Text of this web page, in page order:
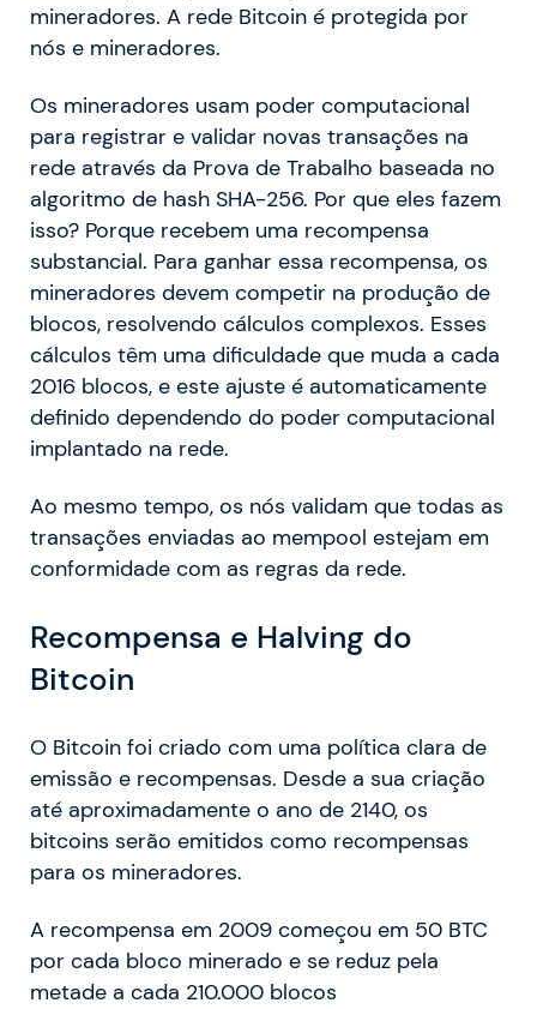
mineradores. A rede Bitcoin é protegida por
nós e mineradores.
Os mineradores usam poder computacional
para registrar e validar novas transações na
rede através da Prova de Trabalho baseada no
algoritmo de hash SHA-256. Por que eles fazem
isso? Porque recebem uma recompensa
substancial. Para ganhar essa recompensa, os
mineradores devem competir na produção de
blocos, resolvendo cálculos complexos. Esses
cálculos têm uma dificuldade que muda a cada
2016 blocos, e este ajuste é automaticamente
definido dependendo do poder computacional
implantado na rede.
Ao mesmo tempo, os nós validam que todas as
transações enviadas ao mempool estejam em
conformidade com as regras da rede.
Recompensa e Halving do
Bitcoin
O Bitcoin foi criado com uma política clara de
emissão e recompensas. Desde a sua criação
até aproximadamente o ano de 2140, os
bitcoins serão emitidos como recompensas
para os mineradores.
A recompensa em 2009 começou em 50 BTC
por cada bloco minerado e se reduz pela
metade a cada 210.000 blocos